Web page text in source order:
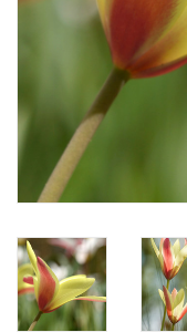
SONSTIGE PRODUKTE
Unser Garten!
Starke Zwiebel Tage
Neuigkeiten